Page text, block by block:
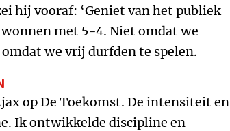
hij vooraf: ‘Geniet van het publiek
wonnen met 5-4. Niet omdat we
we vrij durfden te spelen.
op De Toekomst. De intensiteit en
Ik ontwikkelde discipline en